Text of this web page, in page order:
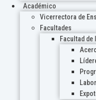
Académico
Vicerrectora de
Facultades
Facultad de